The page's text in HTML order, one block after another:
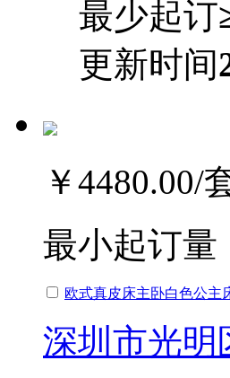
最少起订
更新时间
￥4480.00/
最小起订量
欧式真皮床主卧白色公主
深圳市光明